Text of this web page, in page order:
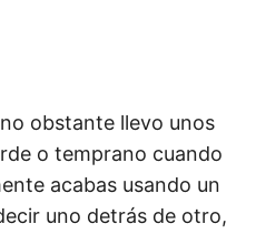
obstante llevo unos
o temprano cuando
acabas usando un
uno detrás de otro,